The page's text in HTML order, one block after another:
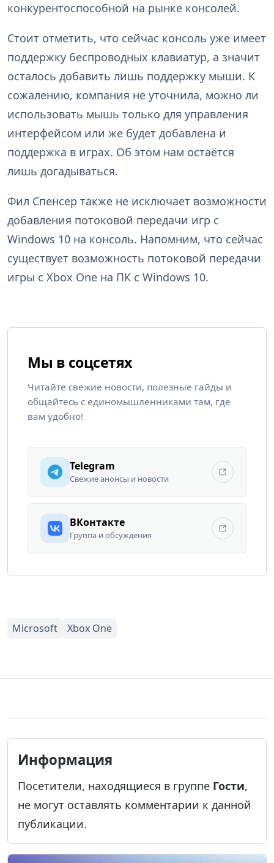
конкурентоспособной на рынке консолей.
Стоит отметить, что сейчас консоль уже имеет
поддержку беспроводных клавиатур, а значит
осталось добавить лишь поддержку мыши. К
сожалению, компания не уточнила, можно ли
использовать мышь только для управления
интерфейсом или же будет добавлена и
поддержка в играх. Об этом нам остаётся
лишь догадываться.
Фил Спенсер также не исключает возможности
добавления потоковой передачи игр с
Windows 10 на консоль. Напомним, что сейчас
существует возможность потоковой передачи
игры с Xbox One на ПК с Windows 10.
Мы в соцсетях
Читайте свежие новости, полезные гайды и
общайтесь с единомышленниками там, где
вам удобно!
Telegram
Свежие анонсы и новости
ВКонтакте
Группа и обсуждения
Информация
Посетители, находящиеся в группе Гости,
не могут оставлять комментарии к данной
публикации.